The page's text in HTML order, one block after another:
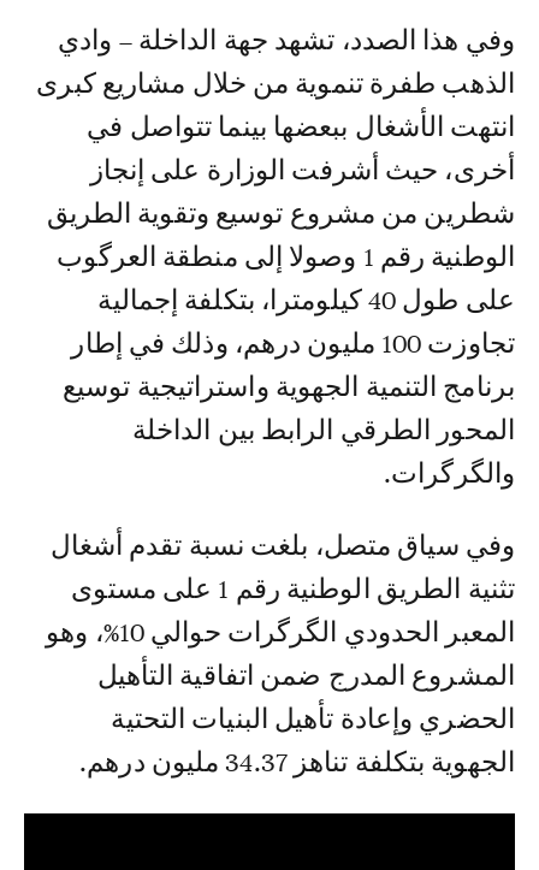
وفي هذا الصدد، تشهد جهة الداخلة – وادي
الذهب طفرة تنموية من خلال مشاريع كبرى
انتهت الأشغال ببعضها بينما تتواصل في
أخرى، حيث أشرفت الوزارة على إنجاز
شطرين من مشروع توسيع وتقوية الطريق
الوطنية رقم 1 وصولا إلى منطقة العرگوب
على طول 40 كيلومترا، بتكلفة إجمالية
تجاوزت 100 مليون درهم، وذلك في إطار
برنامج التنمية الجهوية واستراتيجية توسيع
المحور الطرقي الرابط بين الداخلة
والگرگرات.
وفي سياق متصل، بلغت نسبة تقدم أشغال
تثنية الطريق الوطنية رقم 1 على مستوى
المعبر الحدودي الگرگرات حوالي 10%، وهو
المشروع المدرج ضمن اتفاقية التأهيل
الحضري وإعادة تأهيل البنيات التحتية
الجهوية بتكلفة تناهز 34.37 مليون درهم.